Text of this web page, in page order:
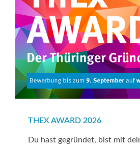
THEX AWARD 2026
Du hast gegründet, bist mit